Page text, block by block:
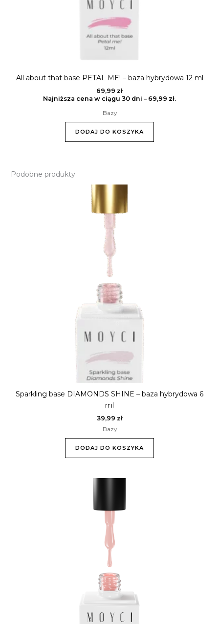
All about that base PETAL ME! – baza hybrydowa 12 ml
69,99 zł
Najniższa cena w ciągu 30 dni – 69,99 zł.
Bazy
DODAJ DO KOSZYKA
Podobne produkty
Sparkling base DIAMONDS SHINE – baza hybrydowa 6
ml
39,99 zł
Bazy
DODAJ DO KOSZYKA